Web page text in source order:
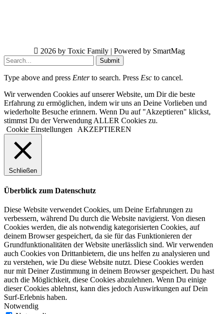
2026 by Toxic Family | Powered by SmartMag
Submit
Type above and press Enterto search. Press Esc to cancel.
Wir verwenden Cookies auf unserer Website, um Dir die beste
Erfahrung zu ermöglichen, indem wir uns an Deine Vorlieben und
wiederholte Besuche erinnern. Wenn Du auf "Akzeptieren" klickst,
stimmst Du der Verwendung ALLER Cookies zu.
Cookie Einstellungen
AKZEPTIEREN
Schließen
Überblick zum Datenschutz
Diese Website verwendet Cookies, um Deine Erfahrungen zu
verbessern, während Du durch die Website navigierst. Von diesen
Cookies werden, die als notwendig kategorisierten Cookies, auf
deinem Browser gespeichert, da sie für das Funktionieren der
Grundfunktionalitäten der Website unerlässlich sind. Wir verwenden
auch Cookies von Drittanbietern, die uns helfen zu analysieren und
zu verstehen, wie Du diese Website nutzt. Diese Cookies werden
nur mit Deiner Zustimmung in deinem Browser gespeichert. Du hast
auch die Möglichkeit, diese Cookies abzulehnen. Wenn Du einige
dieser Cookies ablehnst, kann dies jedoch Auswirkungen auf Dein
Surf-Erlebnis haben.
Notwendig